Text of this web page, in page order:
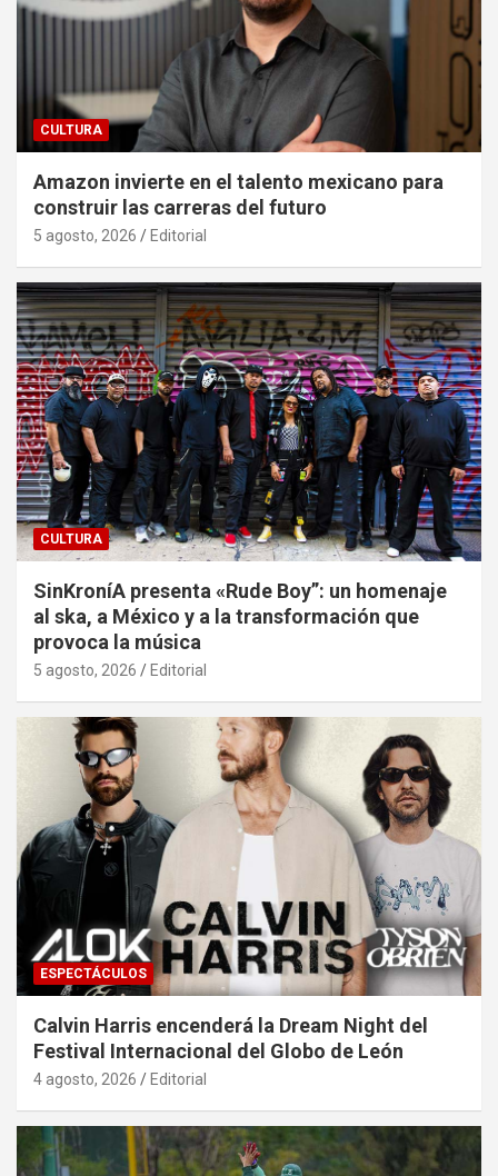
CULTURA
Amazon invierte en el talento mexicano para
construir las carreras del futuro
5 agosto, 2026 Editorial
CULTURA
SinKroníA presenta «Rude Boy”: un homenaje
al ska, a México y a la transformación que
provoca la música
5 agosto, 2026 Editorial
ESPECTÁCULOS
Calvin Harris encenderá la Dream Night del
Festival Internacional del Globo de León
4 agosto, 2026 Editorial